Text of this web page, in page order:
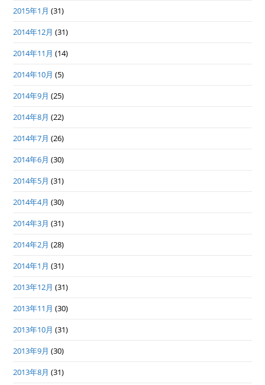
2015年1月 (31)
2014年12月 (31)
2014年11月 (14)
2014年10月 (5)
2014年9月 (25)
2014年8月 (22)
2014年7月 (26)
2014年6月 (30)
2014年5月 (31)
2014年4月 (30)
2014年3月 (31)
2014年2月 (28)
2014年1月 (31)
2013年12月 (31)
2013年11月 (30)
2013年10月 (31)
2013年9月 (30)
2013年8月 (31)